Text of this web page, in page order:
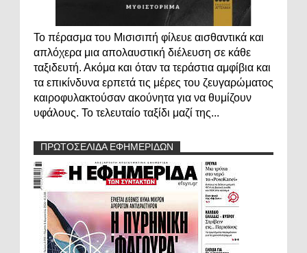
Το πέρασμα του Μισισιπή φίλευε αισθαντικά και
απλόχερα μια απολαυστική διέλευση σε κάθε
ταξιδευτή. Ακόμα και όταν τα τεράστια αμφίβια και
τα επικίνδυνα ερπετά τις μέρες του ζευγαρώματος
καιροφυλακτούσαν ακούνητα για να θυμίζουν
υφάλους. Το τελευταίο ταξίδι μαζί της...
ΠΡΩΤΟΣΕΛΙΔΑ ΕΦΗΜΕΡΙΔΩΝ